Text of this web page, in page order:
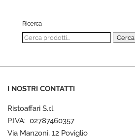
Ricerca
Cerca: Cerca
I NOSTRI CONTATTI
Ristoaffari S.r.l.
P.IVA: 02787460357
Via Manzoni, 12 Poviglio